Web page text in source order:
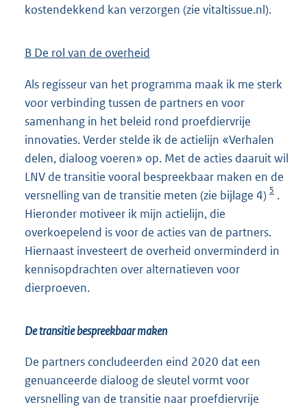
kostendekkend kan verzorgen (zie vitaltissue.nl).
B De rol van de overheid
Als regisseur van het programma maak ik me sterk
voor verbinding tussen de partners en voor
samenhang in het beleid rond proefdiervrije
innovaties. Verder stelde ik de actielijn «Verhalen
delen, dialoog voeren» op. Met de acties daaruit wil
LNV de transitie vooral bespreekbaar maken en de
versnelling van de transitie meten (zie bijlage 4) 5 .
Hieronder motiveer ik mijn actielijn, die
overkoepelend is voor de acties van de partners.
Hiernaast investeert de overheid onverminderd in
kennisopdrachten over alternatieven voor
dierproeven.
De transitie bespreekbaar maken
De partners concludeerden eind 2020 dat een
genuanceerde dialoog de sleutel vormt voor
versnelling van de transitie naar proefdiervrije